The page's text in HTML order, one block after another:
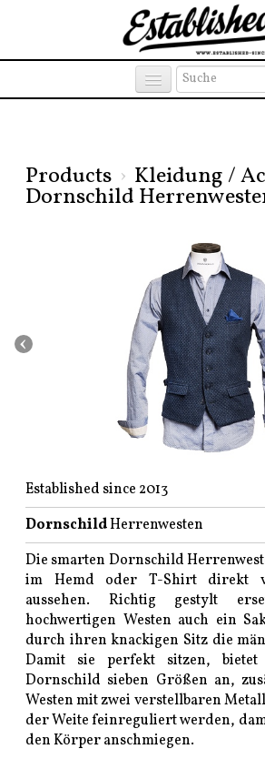
Products › Kleidung /
Dornschild
‹
Established since 2013
DornschildHerrenwesten
Die smarten Dornschild
im Hemd oder T-Shirt direkt
aussehen. Richtig gestylt
hochwertigen Westen auch ein
durch ihren knackigen Sitz die
Damit sie perfekt sitzen,
Dornschild sieben Größen an,
Westen mit zwei verstellbaren
der Weite feinreguliert werden,
den Körper anschmiegen.